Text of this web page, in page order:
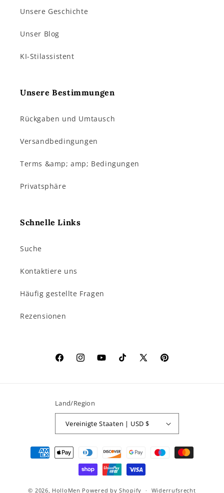
Unsere Geschichte
Unser Blog
KI-Stilassistent
Unsere Bestimmungen
Rückgaben und Umtausch
Versandbedingungen
Terms &amp; amp; Bedingungen
Privatsphäre
Schnelle Links
Suche
Kontaktiere uns
Häufig gestellte Fragen
Rezensionen
FacebookInstagramYouTubeTikTokX
Pinterest
Land/Region
Vereinigte Staaten | USD $
Zahlungsmethoden
© 2026, HolloMen Powered by Shopify Widerrufsrecht